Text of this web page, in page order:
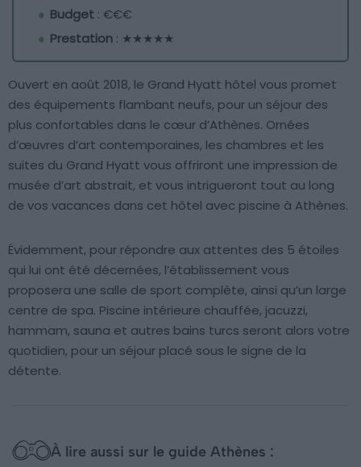
Budget : €€€
Prestation : ★★★★★
Ouvert en août 2018, le Grand Hyatt hôtel vous promet
des équipements flambant neufs, pour un séjour des
plus confortables dans le cœur d’Athènes. Ornées
d’œuvres d’art contemporaines, les chambres et les
suites du Grand Hyatt vous offriront une impression de
musée d’art abstrait, et vous intrigueront tout au long
de vos vacances dans cet hôtel avec piscine à Athènes.
Évidemment, pour répondre aux attentes des 5 étoiles
qui lui ont été décernées, l’établissement vous
proposera une salle de sport complète, ainsi qu’un large
centre de spa. Piscine intérieure chauffée, jacuzzi,
hammam, sauna et autres bains turcs seront alors votre
quotidien, pour un séjour placé sous le signe de la
détente.
À lire aussi sur le guide Athènes :